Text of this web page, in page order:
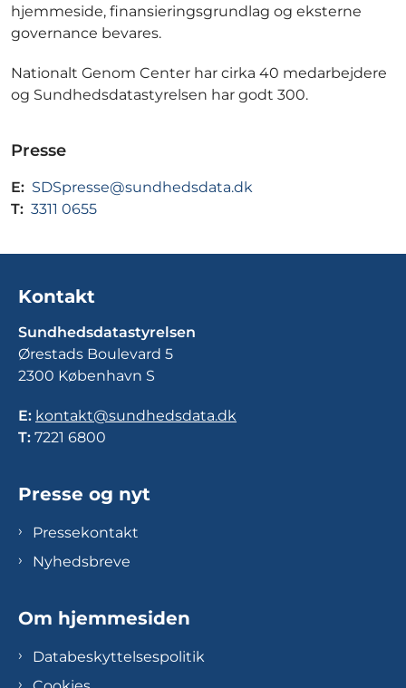
hjemmeside, finansieringsgrundlag og eksterne
governance bevares.
Nationalt Genom Center har cirka 40 medarbejdere
og Sundhedsdatastyrelsen har godt 300.
Presse
E: SDSpresse@sundhedsdata.dk
T: 3311 0655
Kontakt
Sundhedsdatastyrelsen
Ørestads Boulevard 5
2300 København S
E: kontakt@sundhedsdata.dk
T: 7221 6800
Presse og nyt
Pressekontakt
Nyhedsbreve
Om hjemmesiden
Databeskyttelsespolitik